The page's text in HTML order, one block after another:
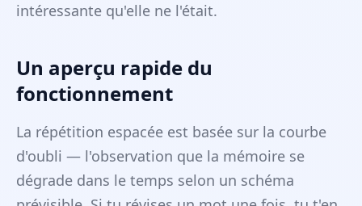
intéressante qu'elle ne l'était.
Un aperçu rapide du
fonctionnement
La répétition espacée est basée sur la courbe
d'oubli — l'observation que la mémoire se
dégrade dans le temps selon un schéma